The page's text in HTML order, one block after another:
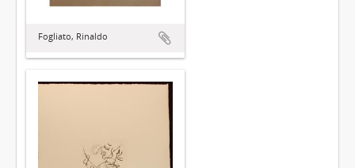
Fogliato, Rinaldo